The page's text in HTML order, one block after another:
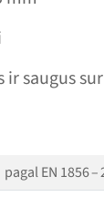
ir saugus
pagal EN 1856 –